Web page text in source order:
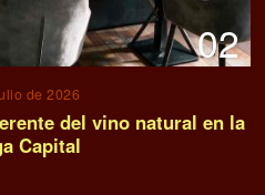
02
de 2026
del vino natural en la
Capital